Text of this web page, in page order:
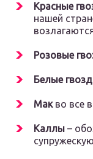
Красные
нашей
Розовые
Белые
Макво все
Каллы –